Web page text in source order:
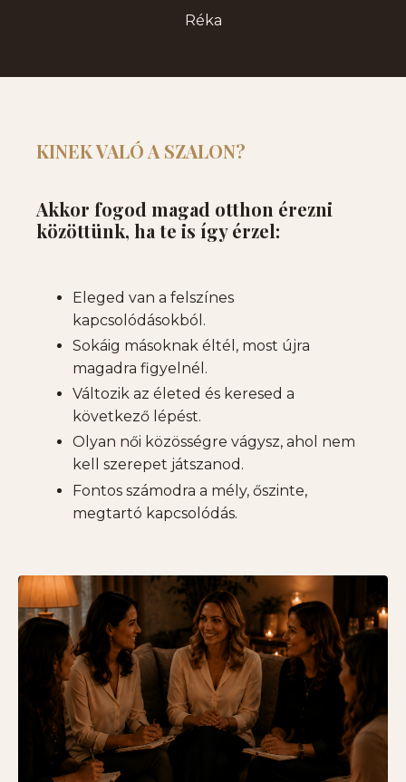
Réka
KINEK VALÓ A SZALON?
Akkor fogod magad otthon érezni
közöttünk, ha te is így érzel:
Eleged van a felszínes
kapcsolódásokból.
Sokáig másoknak éltél, most újra
magadra figyelnél.
Változik az életed és keresed a
következő lépést.
Olyan női közösségre vágysz, ahol nem
kell szerepet játszanod.
Fontos számodra a mély, őszinte,
megtartó kapcsolódás.